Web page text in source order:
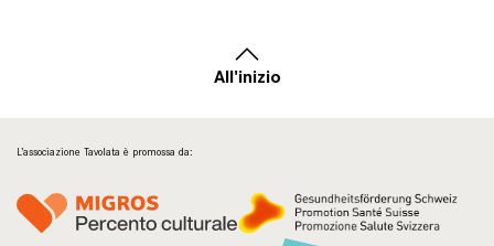
All'inizio
L’associazione Tavolata è promossa da: